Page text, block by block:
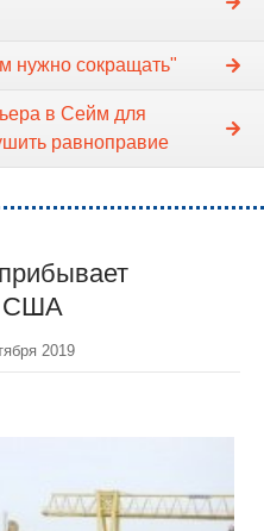
нужно сокращать"
в Cейм для
равноправие
США
2019